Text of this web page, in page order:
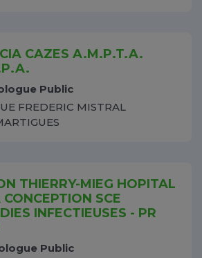
CAZES A.M.P.T.A.
Public
FREDERIC MISTRAL
THIERRY-MIEG HOPITAL
SCE
INFECTIEUSES - PR
Public